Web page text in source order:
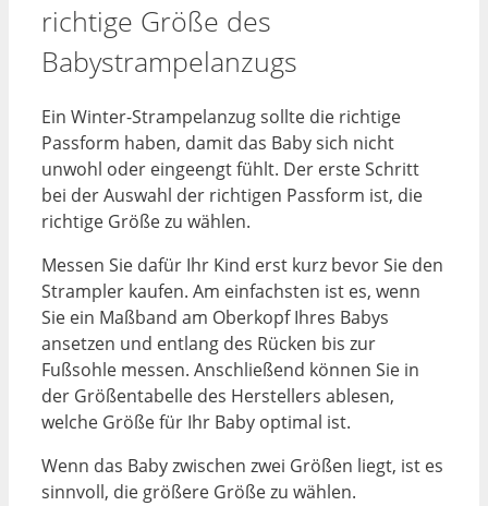
richtige Größe des
Babystrampelanzugs
Ein Winter-Strampelanzug sollte die richtige
Passform haben, damit das Baby sich nicht
unwohl oder eingeengt fühlt. Der erste Schritt
bei der Auswahl der richtigen Passform ist, die
richtige Größe zu wählen.
Messen Sie dafür Ihr Kind erst kurz bevor Sie den
Strampler kaufen. Am einfachsten ist es, wenn
Sie ein Maßband am Oberkopf Ihres Babys
ansetzen und entlang des Rücken bis zur
Fußsohle messen. Anschließend können Sie in
der Größentabelle des Herstellers ablesen,
welche Größe für Ihr Baby optimal ist.
Wenn das Baby zwischen zwei Größen liegt, ist es
sinnvoll, die größere Größe zu wählen.